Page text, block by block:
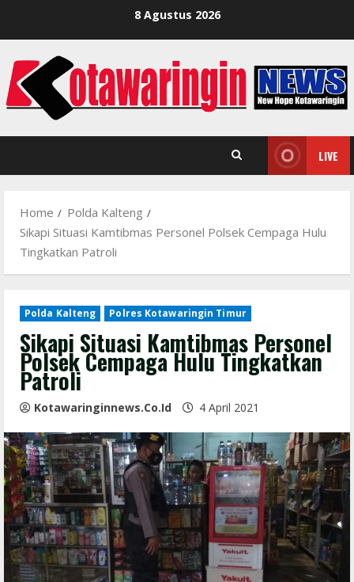
8 Agustus 2026
LIVE
Home
Polda Kalteng
Sikapi Situasi Kamtibmas Personel Polsek Cempaga Hulu
Tingkatkan Patroli
Polda Kalteng Polres Kotawaringin Timur
Sikapi Situasi Kamtibmas Personel
Polsek Cempaga Hulu Tingkatkan
Patroli
Kotawaringinnews.co.id 4 April 2021